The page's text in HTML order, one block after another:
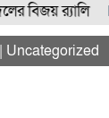
বিজয় র‍্যালি
Uncategorized